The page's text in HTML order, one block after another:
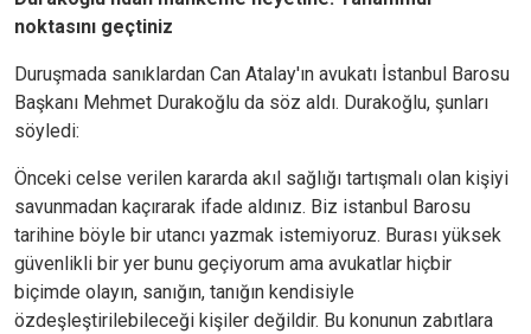
noktasını geçtiniz
Duruşmada sanıklardan Can Atalay'ın avukatı İstanbul Barosu
Başkanı Mehmet Durakoğlu da söz aldı. Durakoğlu, şunları
söyledi:
Önceki celse verilen kararda akıl sağlığı tartışmalı olan kişiyi
savunmadan kaçırarak ifade aldınız. Biz istanbul Barosu
tarihine böyle bir utancı yazmak istemiyoruz. Burası yüksek
güvenlikli bir yer bunu geçiyorum ama avukatlar hiçbir
biçimde olayın, sanığın, tanığın kendisiyle
özdeşleştirilebileceği kişiler değildir. Bu konunun zabıtlara